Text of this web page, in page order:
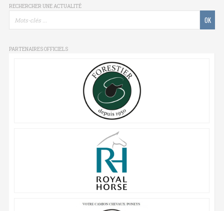
RECHERCHER UNE ACTUALITÉ
PARTENAIRES OFFICIELS